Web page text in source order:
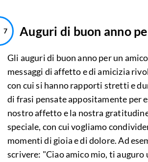
Auguri di buon anno
Gli auguri di buon anno per un
messaggi di affetto e di amicizia
con cui si hanno rapporti stretti e
di frasi pensate appositamente per
nostro affetto e la nostra
speciale, con cui vogliamo
momenti di gioia e di dolore. Ad
scrivere: "Ciao amico mio, ti auguro